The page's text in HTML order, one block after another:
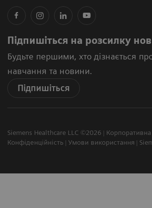
Підпишіться на розсилку
Будьте першими, хто дізнається
навчання та новини.
Підпишіться
Siemens Healthcare LLC ©2026
Конфіденційність
Умови використання